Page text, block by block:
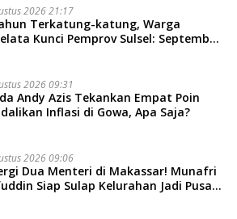
Adat dan Adab
2026 21:17
Terkatung-katung, Warga
Kunci Pemprov Sulsel: September
2026 09:31
Andy Azis Tekankan Empat Poin
Inflasi di Gowa, Apa Saja?
2026 09:06
Dua Menteri di Makassar! Munafri
Siap Sulap Kelurahan Jadi Pusat